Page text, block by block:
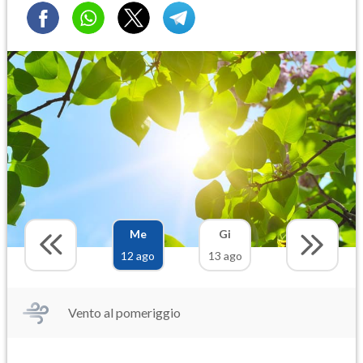
Me
12 ago
Gi
13 ago
Vento al pomeriggio